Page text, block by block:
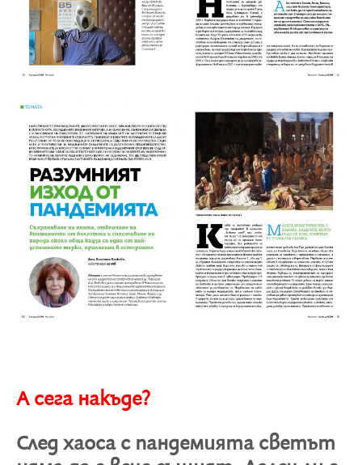
А сега накъде?
След хаоса с пандемията светът